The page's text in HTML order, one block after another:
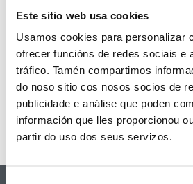
Este sitio web usa cookies
Usamos cookies para personalizar
ofrecer funcións de redes sociais e
tráfico. Tamén compartimos
do noso sitio cos nosos socios de
publicidade e análise que poden
información que lles proporcionou
partir do uso dos seus servizos.
>Aula da natureza: I
sobre o lobo
Actividades
Páginas
1 2 3 4 5 6 7 8 9 …